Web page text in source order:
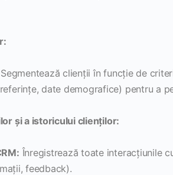
Segmentează clienții în funcție de
date demografice) pentru a
și a istoricului clienților:
Înregistrează toate interacțiunile
feedback).